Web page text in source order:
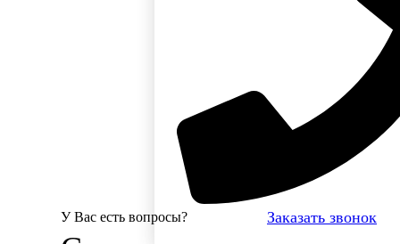
Заказать звонок
У Вас есть вопросы?